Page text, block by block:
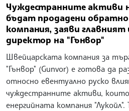
Чуждестранните активи
бъдат продадени
компания, заяви главният
директор на "Гънвор"
Швейцарската компания за
"Гънвор" (Gunvor) е готова да
относно евентуално руско
чуждестранните активи,
енергийната компания "Лукойл".